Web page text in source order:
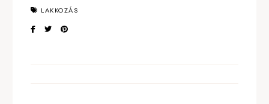
LAKKOZÁS